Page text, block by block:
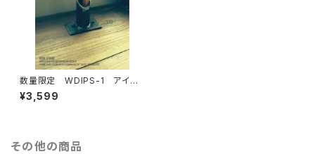
数量限定 WDIPS-1 アイア
ン ペン立て ペンスタンド
鉄製 シャビー インダストリア
¥3,599
その他の商品